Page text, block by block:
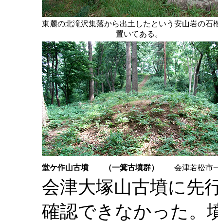
東麓の北滝沢集落から出土したという安山岩の石
置いてある。
堂ケ作山古墳（一箕古墳群） 会津若松市
会津大塚山古墳に先
確認できなかった。